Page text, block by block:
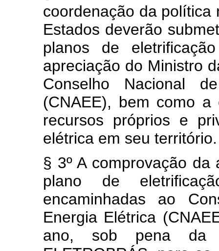
coordenação da política
Estados deverão
planos de
apreciação do Ministro
Conselho Nacional
(CNAEE), bem como
recursos próprios e
elétrica em seu território.
§ 3º A comprovação
plano de
encaminhadas ao
Energia Elétrica
ano, sob pena da